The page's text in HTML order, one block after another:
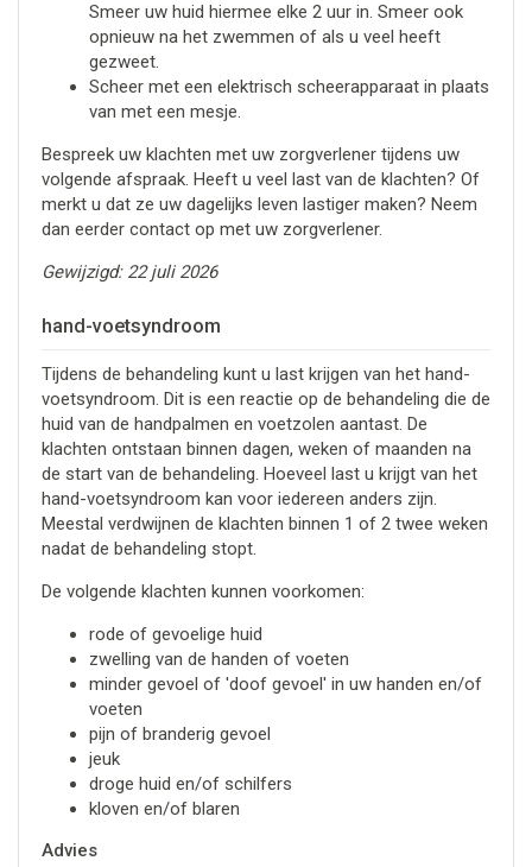
Smeer uw huid hiermee elke 2 uur in. Smeer ook
opnieuw na het zwemmen of als u veel heeft
gezweet.
Scheer met een elektrisch scheerapparaat in plaats
van met een mesje.
Bespreek uw klachten met uw zorgverlener tijdens uw
volgende afspraak. Heeft u veel last van de klachten? Of
merkt u dat ze uw dagelijks leven lastiger maken? Neem
dan eerder contact op met uw zorgverlener.
Gewijzigd: 22 juli 2026
hand-voetsyndroom
Tijdens de behandeling kunt u last krijgen van het hand-
voetsyndroom. Dit is een reactie op de behandeling die de
huid van de handpalmen en voetzolen aantast. De
klachten ontstaan binnen dagen, weken of maanden na
de start van de behandeling. Hoeveel last u krijgt van het
hand-voetsyndroom kan voor iedereen anders zijn.
Meestal verdwijnen de klachten binnen 1 of 2 twee weken
nadat de behandeling stopt.
De volgende klachten kunnen voorkomen:
rode of gevoelige huid
zwelling van de handen of voeten
minder gevoel of 'doof gevoel' in uw handen en/of
voeten
pijn of branderig gevoel
jeuk
droge huid en/of schilfers
kloven en/of blaren
Advies